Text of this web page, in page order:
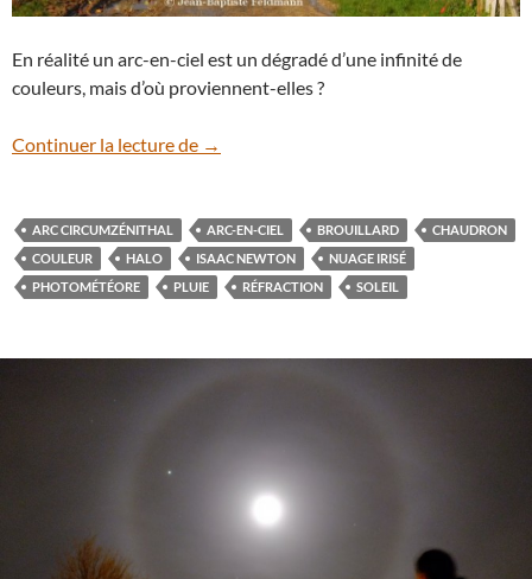
En réalité un arc-en-ciel est un dégradé d’une infinité de
couleurs, mais d’où proviennent-elles ?
Continuer la lecture de Les couleurs de l’arc-en-ciel
→
ARC CIRCUMZÉNITHAL ARC-EN-CIEL BROUILLARD
CHAUDRON
COULEUR
HALO ISAAC NEWTON
NUAGE IRISÉ
PHOTOMÉTÉORE
PLUIE RÉFRACTION SOLEIL